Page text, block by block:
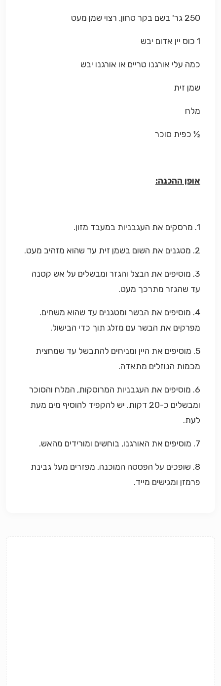
250 גר' בשם בקר טחון, רצוי שמן מעט
1 כוס יין אדום יבש
כמה עלי אורגנו טריים או אורגנו יבש
שמן זית
מלח
½ כפית סוכר
אופן ההכנה:
1. מרסקים את העגבניות במעבד מזון.
2. מטגנים את השום בשמן זית עד שהוא מזהיב מעט.
3. מוסיפים את הבצל והגזר ומבשלים על אש קטנה
עד שהגזר מתרכך מעט.
4. מוסיפים את הבשר ומטגנים עד שהוא משחים.
מפרקים את הבשר עם מזלג תוך כדי הבישול.
5. מוסיפים את היין ומניחים להתבשל עד שמחצית
מכמות הנוזלים מתאדה.
6. מוסיפים את העגבניות המרוסקות, המלח והסוכר
ומבשלים כ-20 דקות. יש להקפיד להוסיף מים מעת
לעת.
7. מוסיפים את האורגנו, בוחשים ומורידים מהאש.
8. שופכים על הפסטה המוכנה, מפזרים מעל גבינת
פרמזן ומגישים מייד.